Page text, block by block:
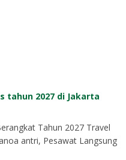
tahun 2027 di Jakarta
Tahun 2027 Travel
antri, Pesawat Langsung